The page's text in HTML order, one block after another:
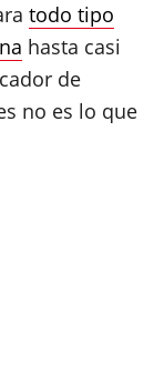
todo tipo
hasta casi
de
no es lo que